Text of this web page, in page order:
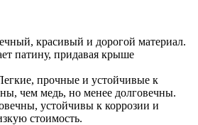
красивый и дорогой материал.
патину, придавая крыше
прочные и устойчивые к
чем медь, но менее долговечны.
устойчивы к коррозии и
стоимость.